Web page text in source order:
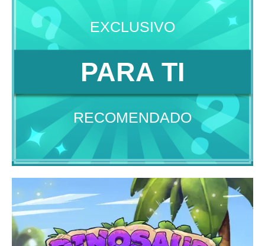
EXCLUSIVO
PARA TI
RECOMENDADO